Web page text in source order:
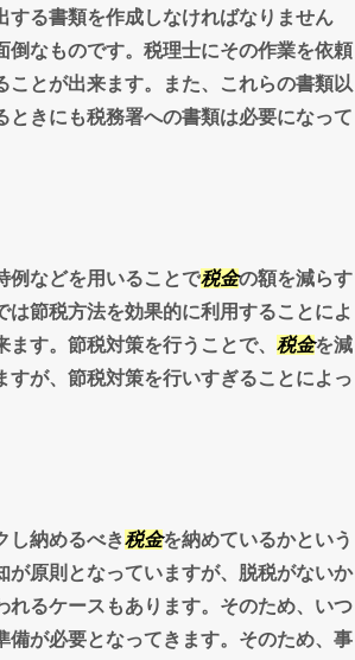
する書類を作成しなければなりません
なものです。税理士にその作業を依頼
とが出来ます。また、これらの書類以
きにも税務署への書類は必要になって
例などを用いることで税金の額を減らす
節税方法を効果的に利用することによ
す。節税対策を行うことで、 税金を減
が、節税対策を行いすぎることによっ
し納めるべき税金を納めているかという
が原則となっていますが、脱税がないか
るケースもあります。そのため、いつ
が必要となってきます。そのため、事